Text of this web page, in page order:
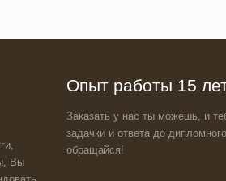
Вы
Опыт работы 15
Заказать у нас ты можешь, и
задачки и ответа до
обращайся!